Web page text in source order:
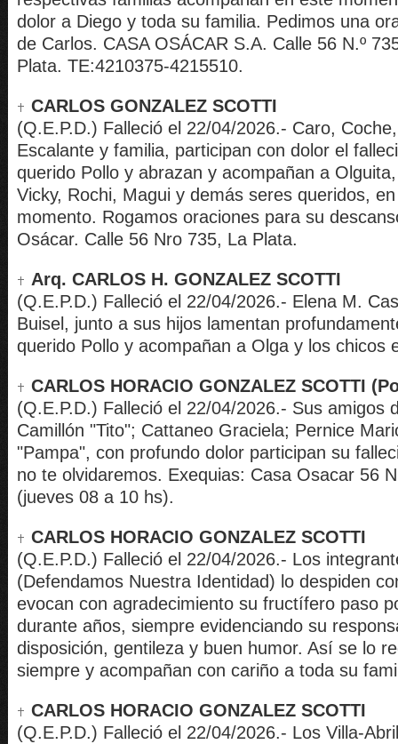
dolor a Diego y toda su familia. Pedimos una
de Carlos. CASA OSÁCAR S.A. Calle 56 N.º
Plata. TE:4210375-4215510.
CARLOS GONZALEZ SCOTTI
(Q.E.P.D.) Falleció el 22/04/2026.- Caro,
Escalante y familia, participan con dolor el
querido Pollo y abrazan y acompañan a
Vicky, Rochi, Magui y demás seres queridos,
momento. Rogamos oraciones para su
Osácar. Calle 56 Nro 735, La Plata.
Arq. CARLOS H. GONZALEZ SCOTTI
(Q.E.P.D.) Falleció el 22/04/2026.- Elena M.
Buisel, junto a sus hijos lamentan
querido Pollo y acompañan a Olga y los chicos
CARLOS HORACIO GONZALEZ SCOTTI
(Q.E.P.D.) Falleció el 22/04/2026.- Sus amigos
Camillón "Tito"; Cattaneo Graciela; Pernice
"Pampa", con profundo dolor participan su
no te olvidaremos. Exequias: Casa Osacar 56
(jueves 08 a 10 hs).
CARLOS HORACIO GONZALEZ SCOTTI
(Q.E.P.D.) Falleció el 22/04/2026.- Los
(Defendamos Nuestra Identidad) lo despiden
evocan con agradecimiento su fructífero paso
durante años, siempre evidenciando su
disposición, gentileza y buen humor. Así se lo
siempre y acompañan con cariño a toda su
CARLOS HORACIO GONZALEZ SCOTTI
(Q.E.P.D.) Falleció el 22/04/2026.- Los Villa-